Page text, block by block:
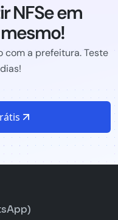
NFSe em
com a prefeitura. Teste